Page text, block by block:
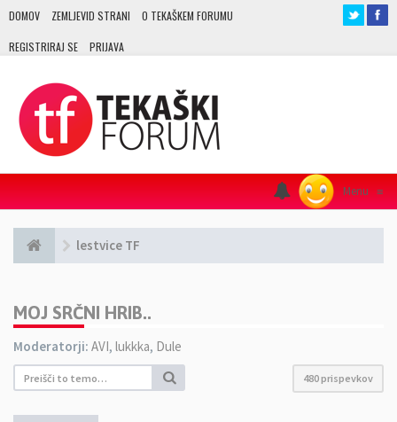
DOMOV ZEMLJEVID STRANI O TEKAŠKEM FORUMU
REGISTRIRAJ SE PRIJAVA
Menu ≡
lestvice TF
MOJ SRČNI HRIB..
Moderatorji: AVI, lukkka, Dule
480 prispevkov